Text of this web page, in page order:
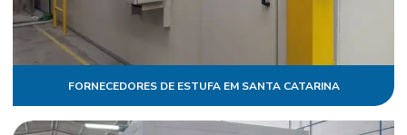
FORNECEDORES DE ESTUFA EM SANTA CATARINA